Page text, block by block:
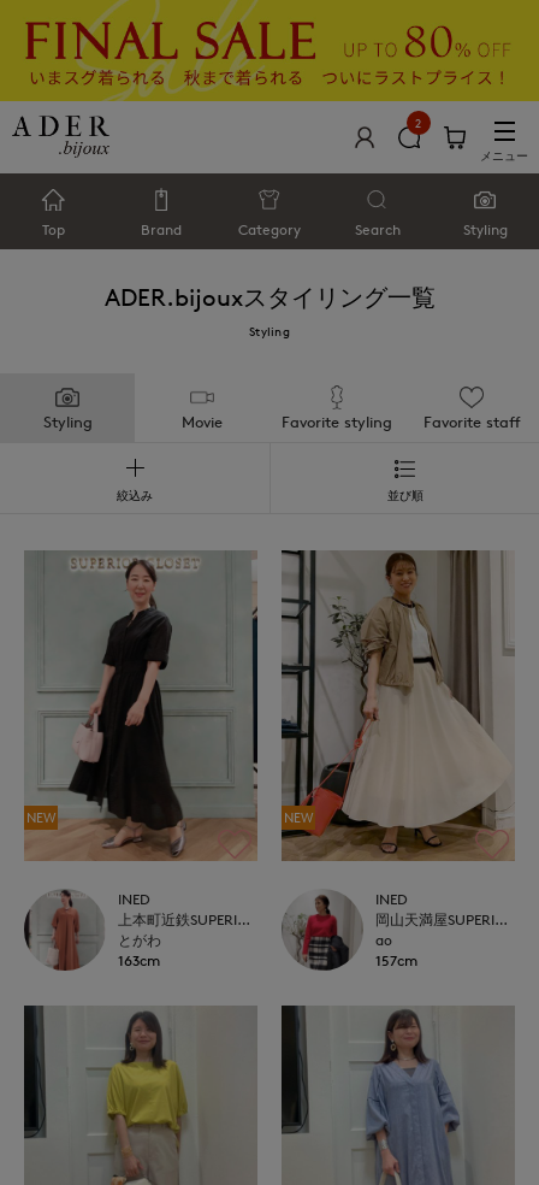
2
メニュー
Top Brand Category Search Styling
ADER.bijouxスタイリング一覧
Styling
Styling Movie Favorite styling Favorite staff
絞込み 並び順
NEW
INED
上本町近鉄SUPERIORCLOSET
とがわ
163cm
NEW
INED
岡山天満屋SUPERIORCLOSET
ao
157cm